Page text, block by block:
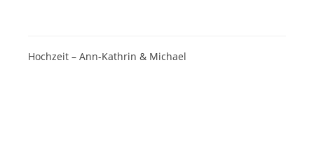
Hochzeit – Ann-Kathrin & Michael